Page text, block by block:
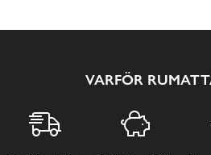
VARFÖR